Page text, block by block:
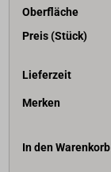
Oberfläche
Preis (Stück)
Lieferzeit
Merken
In den Warenkorb